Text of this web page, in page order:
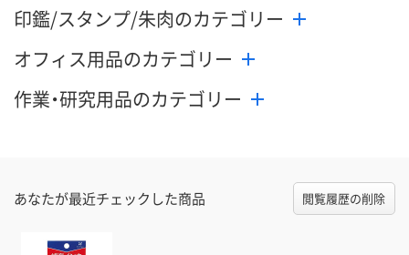
印鑑/スタンプ/朱肉のカテゴリー
オフィス用品のカテゴリー
作業・研究用品のカテゴリー
あなたが最近チェックした商品 閲覧履歴の削除